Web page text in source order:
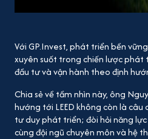
Với GP.Invest, phát triển bền
xuyên suốt trong chiến lược phát
đầu tư và vận hành theo định
Chia sẻ về tầm nhìn này, ông
hướng tới LEED không còn là
tư duy phát triển; đòi hỏi năng
cùng đội ngũ chuyên môn và hệ